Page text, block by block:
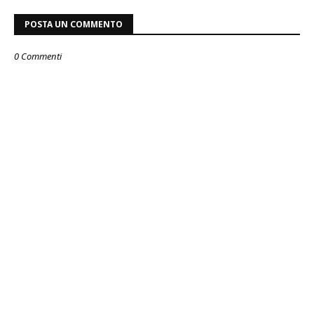
POSTA UN COMMENTO
0 Commenti